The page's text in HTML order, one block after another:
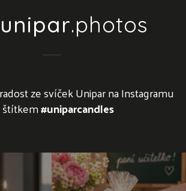
unipar.photos
ze svíček Unipar na Instagramu
štítkem#uniparcandles